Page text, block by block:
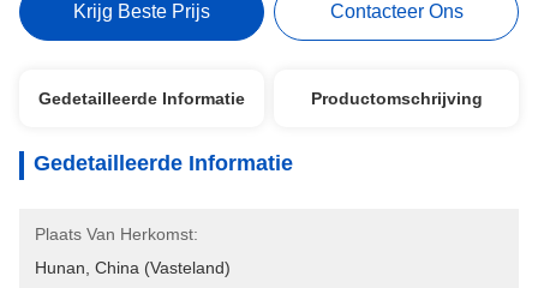
Krijg Beste Prijs Contacteer Ons
Gedetailleerde Informatie Productomschrijving
Gedetailleerde Informatie
Plaats Van Herkomst:
Hunan, China (Vasteland)